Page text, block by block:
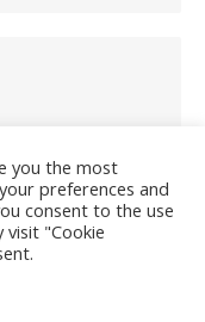
you the most
preferences and
consent to the use
visit "Cookie